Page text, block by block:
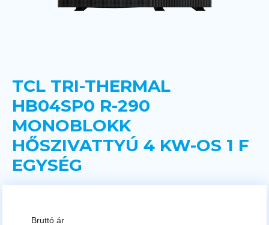
TCL TRI-THERMAL
HB04SP0 R-290
MONOBLOKK
HŐSZIVATTYÚ 4 KW-OS 1 F
EGYSÉG
Bruttó ár